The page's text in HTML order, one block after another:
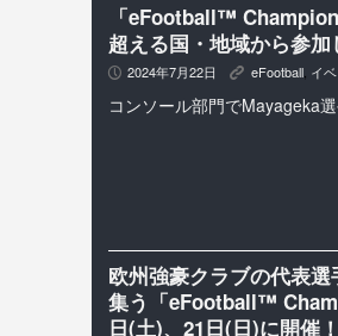
「eFootball™
超える国・地域から参
P 2024年7月22日 K eFootball, イ
コンソール部門でMayageka
欧州強豪クラブの代表
集う「eFootball™
日(土)、21日(日)に開催